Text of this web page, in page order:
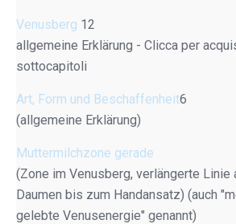
Venusberg 12
allgemeine Erklärung - Clicca per
sottocapitoli
Art, Form und Beschaffenheit6
(allgemeine Erklärung)
Muttermilchzone gerade
(Zone im Venusberg, verlängerte Linie
Daumen bis zum Handansatz) (auch
gelebte Venusenergie" genannt)